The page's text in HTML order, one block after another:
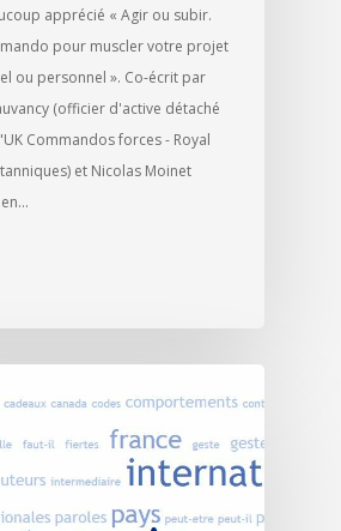
apprécié « Agir ou subir.
pour muscler votre projet
ou personnel ». Co-écrit par
(officier d'active détaché
Commandos forces - Royal
et Nicolas Moinet